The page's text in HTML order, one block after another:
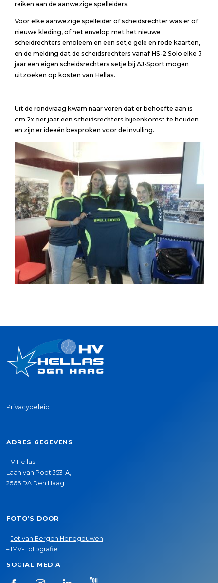
reiken aan de aanwezige spelleiders.
Voor elke aanwezige spelleider of scheidsrechter was er of
nieuwe kleding, of het envelop met het nieuwe
scheidrechters embleem en een setje gele en rode kaarten,
en de melding dat de scheidsrechters vanaf HS-2 Solo elke 3
jaar een eigen scheidsrechters setje bij AJ-Sport mogen
uitzoeken op kosten van Hellas.
Uit de rondvraag kwam naar voren dat er behoefte aan is
om 2x per jaar een scheidsrechters bijeenkomst te houden
en zijn er ideeën besproken voor de invulling.
Privacybeleid
ADRES GEGEVENS
HV Hellas
Laan van Poot 353-A,
2566 DA Den Haag
FOTO’S DOOR
–Jet van Bergen Henegouwen
– IMV-Fotografie
SOCIAL MEDIA